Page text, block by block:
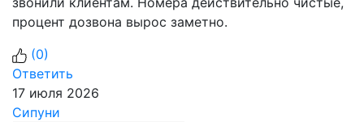
процент дозвона вырос заметно.
(0)
Ответить
17 июля 2026
Сипуни